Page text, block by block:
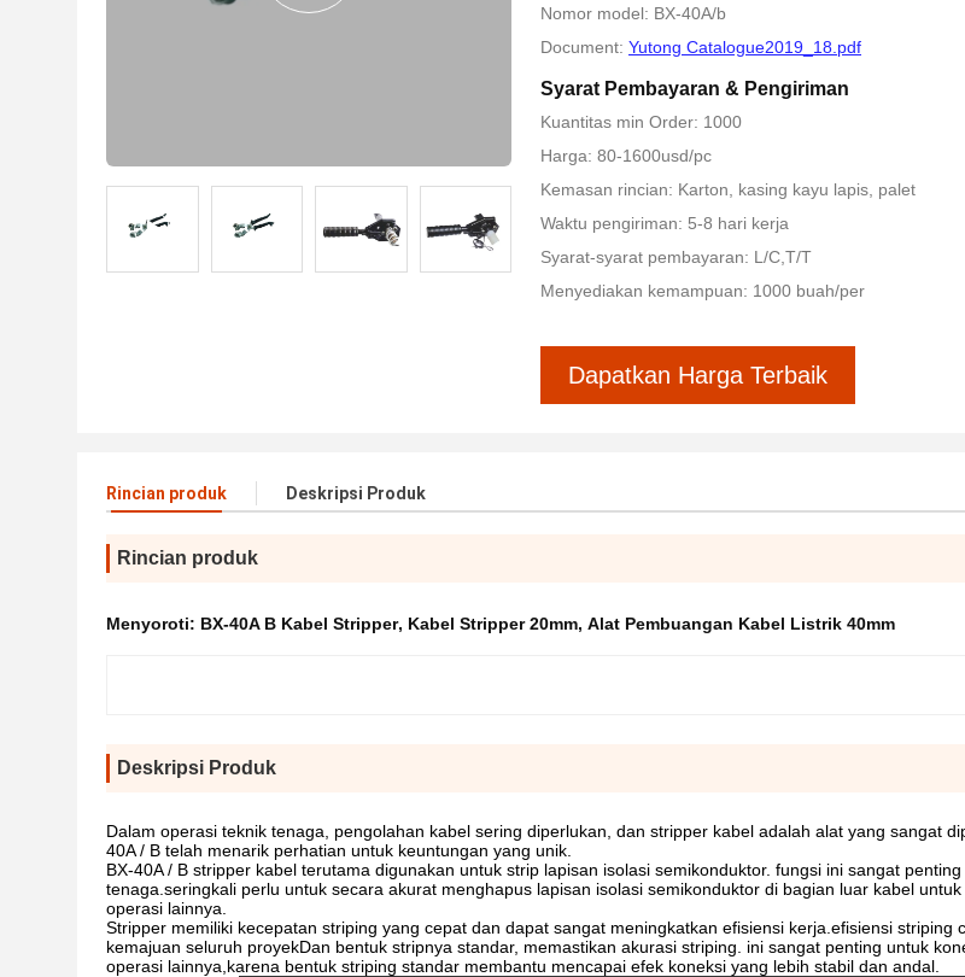
Nomor model: BX-40A/b
Document: Yutong Catalogue2019_18.pdf
Syarat Pembayaran & Pengiriman
Kuantitas min Order: 1000
Harga: 80-1600usd/pc
Kemasan rincian: Karton, kasing kayu lapis, palet
Waktu pengiriman: 5-8 hari kerja
Syarat-syarat pembayaran: L/C,T/T
Menyediakan kemampuan: 1000 buah/per
Dapatkan Harga Terbaik
Rincian produk Deskripsi Produk
Rincian produk
Menyoroti: BX-40A B Kabel Stripper, Kabel Stripper 20mm, Alat Pembuangan Kabel Listrik 40mm
Deskripsi Produk
Dalam operasi teknik tenaga, pengolahan kabel sering diperlukan, dan stripper kabel adalah alat yang sangat
40A / B telah menarik perhatian untuk keuntungan yang unik.
BX-40A / B stripper kabel terutama digunakan untuk strip lapisan isolasi semikonduktor. fungsi ini sangat
tenaga.seringkali perlu untuk secara akurat menghapus lapisan isolasi semikonduktor di bagian luar kabel
operasi lainnya.
Stripper memiliki kecepatan striping yang cepat dan dapat sangat meningkatkan efisiensi kerja.efisiensi striping
kemajuan seluruh proyekDan bentuk stripnya standar, memastikan akurasi striping. ini sangat penting untuk
operasi lainnya,karena bentuk striping standar membantu mencapai efek koneksi yang lebih stabil dan andal.